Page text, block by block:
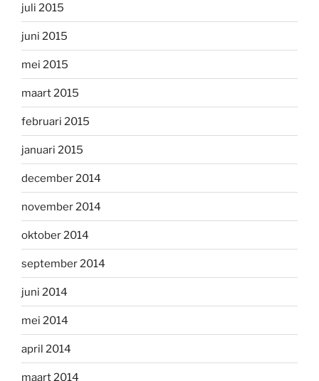
juli 2015
juni 2015
mei 2015
maart 2015
februari 2015
januari 2015
december 2014
november 2014
oktober 2014
september 2014
juni 2014
mei 2014
april 2014
maart 2014